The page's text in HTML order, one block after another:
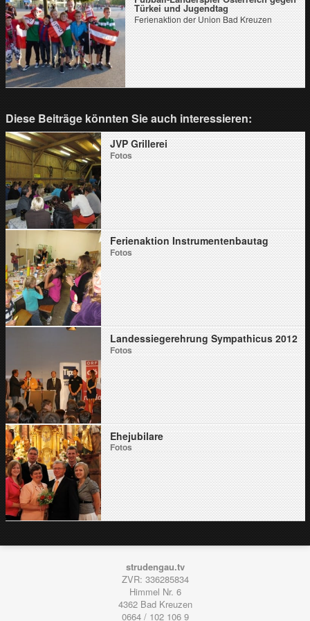
Türkei und Jugendtag
Ferienaktion der Union Bad Kreuzen
Diese Beiträge könnten Sie auch interessieren:
JVP Grillerei
Fotos
Ferienaktion Instrumentenbautag
Fotos
Landessiegerehrung Sympathicus 2012
Fotos
Ehejubilare
Fotos
strudengau.tv
ZVR: 336285834
Himmel Nr. 6
4362 Bad Kreuzen
0664 / 102 106 9